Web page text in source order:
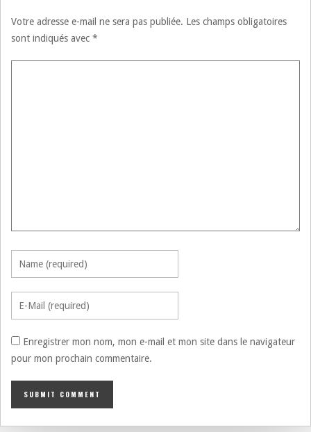
Votre adresse e-mail ne sera pas publiée. Les champs obligatoires
sont indiqués avec *
Enregistrer mon nom, mon e-mail et mon site dans le navigateur
pour mon prochain commentaire.